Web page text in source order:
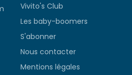
Vivito's Club
Les baby-boomers
S'abonner
Nous contacter
Mentions légales